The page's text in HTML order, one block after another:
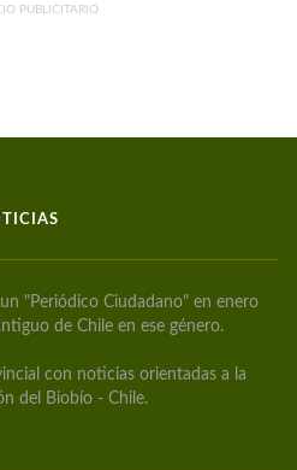
PUBLICITARIO
"Periódico Ciudadano" en enero
de Chile en ese género.
con noticias orientadas a la
del Biobío - Chile.